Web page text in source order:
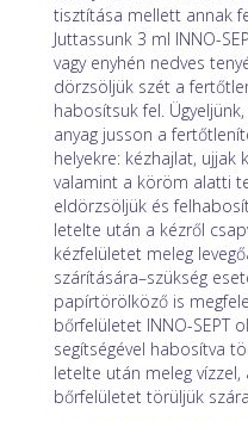
tisztítása mellett annak
Juttassunk 3 ml INNO-
vagy enyhén nedves
dörzsöljük szét a
habosítsuk fel.
anyag jusson a
helyekre: kézhajlat,
valamint a köröm alatti
eldörzsöljük és
letelte után a kézről
kézfelületet meleg
szárítására–szükség
papírtörölköző is
bőrfelületet INNO-SEPT
segítségével habosítva
letelte után meleg
bőrfelületet törüljük